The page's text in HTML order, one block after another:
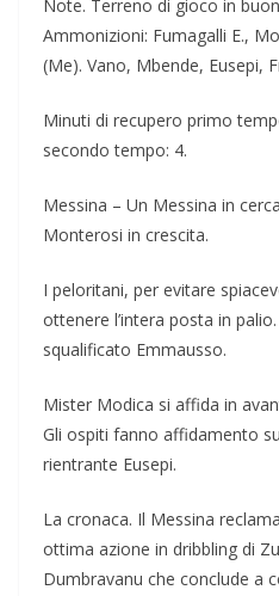
Note. Terreno di gioco in
Ammonizioni: Fumagalli E.,
(Me). Vano, Mbende, Eusepi,
Minuti di recupero primo
secondo tempo: 4.
Messina – Un Messina in
Monterosi in crescita.
I peloritani, per evitare
ottenere l’intera posta in
squalificato Emmausso.
Mister Modica si affida in
Gli ospiti fanno affidamento
rientrante Eusepi.
La cronaca. Il Messina
ottima azione in dribbling di
Dumbravanu che conclude a